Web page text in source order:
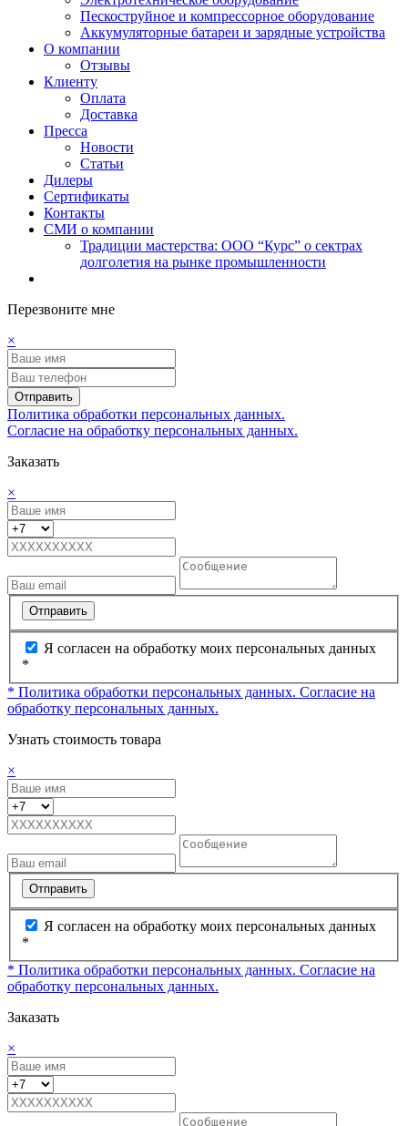
Пескоструйное и компрессорное оборудование
Аккумуляторные батареи и зарядные устройства
О компании
Отзывы
Клиенту
Оплата
Доставка
Пресса
Новости
Статьи
Дилеры
Сертификаты
Контакты
СМИ о компании
Традиции мастерства: ООО “Курс” о сектрах
долголетия на рынке промышленности
Перезвоните мне
×
Отправить
Политика обработки персональных данных.
Согласие на обработку персональных данных.
Заказать
×
Отправить
Я согласен на обработку моих персональных данных
*
* Политика обработки персональных данных. Согласие на
обработку персональных данных.
Узнать стоимость товара
×
Отправить
Я согласен на обработку моих персональных данных
*
* Политика обработки персональных данных. Согласие на
обработку персональных данных.
Заказать
×